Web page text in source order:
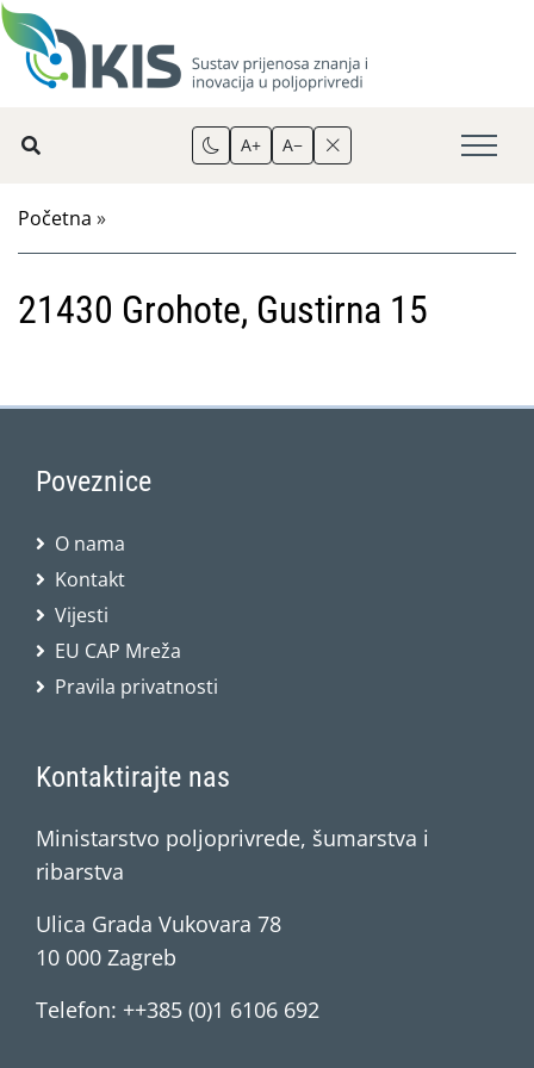
A+ A−
Početna »
21430 Grohote, Gustirna 15
Poveznice
O nama
Kontakt
Vijesti
EU CAP Mreža
Pravila privatnosti
Kontaktirajte nas
Ministarstvo poljoprivrede, šumarstva i
ribarstva
Ulica Grada Vukovara 78
10 000 Zagreb
Telefon: ++385 (0)1 6106 692